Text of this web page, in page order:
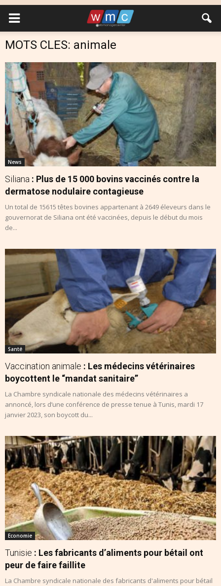
MOTS CLES: animale
News
Siliana : Plus de 15 000 bovins vaccinés contre la
dermatose nodulaire contagieuse
Un total de 15615 têtes bovines appartenant à 2649 éleveurs dans le
gouvernorat de Siliana ont été vaccinées, depuis le début du mois
de...
Santé
Vaccination animale : Les médecins vétérinaires
boycottent le “mandat sanitaire”
La Chambre syndicale nationale des médecins vétérinaires a
annoncé, lors d’une conférence de presse tenue à Tunis, mardi 17
janvier 2023, son boycott du...
Economie
Tunisie : Les fabricants d’aliments pour bétail ont
peur de faire faillite
La Chambre syndicale nationale des fabricants d'aliments pour bétail